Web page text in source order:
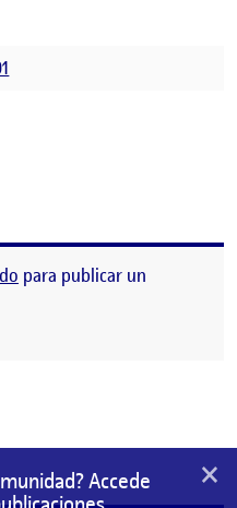
para publicar un
Accede
×